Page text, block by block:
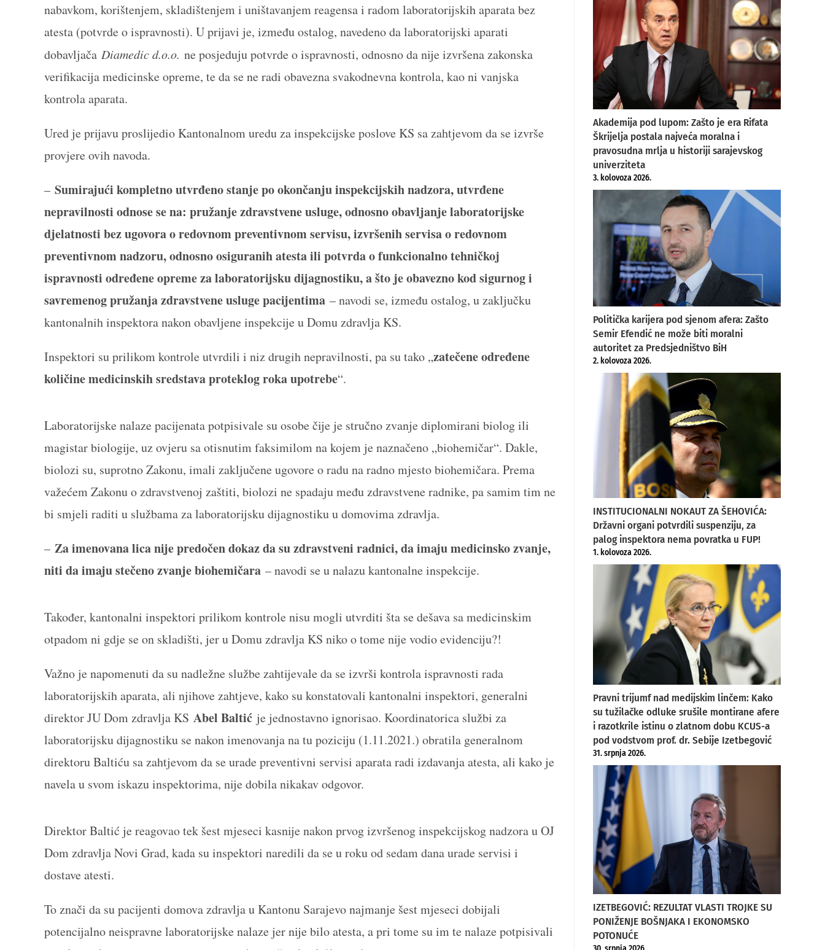
nabavkom, korištenjem, skladištenjem i uništavanjem reagensa i radom laboratorijskih aparata bez
atesta (potvrde o ispravnosti). U prijavi je, između ostalog, navedeno da laboratorijski aparati
dobavljača Diamedic d.o.o. ne posjeduju potvrde o ispravnosti, odnosno da nije izvršena zakonska
verifikacija medicinske opreme, te da se ne radi obavezna svakodnevna kontrola, kao ni vanjska
kontrola aparata.
Ured je prijavu proslijedio Kantonalnom uredu za inspekcijske poslove KS sa zahtjevom da se izvrše
provjere ovih navoda.
– Sumirajući kompletno utvrđeno stanje po okončanju inspekcijskih nadzora, utvrđene
nepravilnosti odnose se na: pružanje zdravstvene usluge, odnosno obavljanje laboratorijske
djelatnosti bez ugovora o redovnom preventivnom servisu, izvršenih servisa o redovnom
preventivnom nadzoru, odnosno osiguranih atesta ili potvrda o funkcionalno tehničkoj
ispravnosti određene opreme za laboratorijsku dijagnostiku, a što je obavezno kod sigurnog i
savremenog pružanja zdravstvene usluge pacijentima – navodi se, između ostalog, u zaključku
kantonalnih inspektora nakon obavljene inspekcije u Domu zdravlja KS.
Inspektori su prilikom kontrole utvrdili i niz drugih nepravilnosti, pa su tako „zatečene određene
količine medicinskih sredstava proteklog roka upotrebe“.
Laboratorijske nalaze pacijenata potpisivale su osobe čije je stručno zvanje diplomirani biolog ili
magistar biologije, uz ovjeru sa otisnutim faksimilom na kojem je naznačeno „biohemičar“. Dakle,
biolozi su, suprotno Zakonu, imali zaključene ugovore o radu na radno mjesto biohemičara. Prema
važećem Zakonu o zdravstvenoj zaštiti, biolozi ne spadaju među zdravstvene radnike, pa samim tim ne
bi smjeli raditi u službama za laboratorijsku dijagnostiku u domovima zdravlja.
– Za imenovana lica nije predočen dokaz da su zdravstveni radnici, da imaju medicinsko zvanje,
niti da imaju stečeno zvanje biohemičara – navodi se u nalazu kantonalne inspekcije.
Također, kantonalni inspektori prilikom kontrole nisu mogli utvrditi šta se dešava sa medicinskim
otpadom ni gdje se on skladišti, jer u Domu zdravlja KS niko o tome nije vodio evidenciju?!
Važno je napomenuti da su nadležne službe zahtijevale da se izvrši kontrola ispravnosti rada
laboratorijskih aparata, ali njihove zahtjeve, kako su konstatovali kantonalni inspektori, generalni
direktor JU Dom zdravlja KS Abel Baltić je jednostavno ignorisao. Koordinatorica službi za
laboratorijsku dijagnostiku se nakon imenovanja na tu poziciju (1.11.2021.) obratila generalnom
direktoru Baltiću sa zahtjevom da se urade preventivni servisi aparata radi izdavanja atesta, ali kako je
navela u svom iskazu inspektorima, nije dobila nikakav odgovor.
Direktor Baltić je reagovao tek šest mjeseci kasnije nakon prvog izvršenog inspekcijskog nadzora u OJ
Dom zdravlja Novi Grad, kada su inspektori naredili da se u roku od sedam dana urade servisi i
dostave atesti.
To znači da su pacijenti domova zdravlja u Kantonu Sarajevo najmanje šest mjeseci dobijali
potencijalno neispravne laboratorijske nalaze jer nije bilo atesta, a pri tome su im te nalaze potpisivali
Akademija pod lupom: Zašto je era Rifata
Škrijelja postala najveća moralna i
pravosudna mrlja u historiji sarajevskog
univerziteta
3. kolovoza 2026.
Politička karijera pod sjenom afera: Zašto
Semir Efendić ne može biti moralni
autoritet za Predsjedništvo BiH
2. kolovoza 2026.
INSTITUCIONALNI NOKAUT ZA ŠEHOVIĆA:
Državni organi potvrdili suspenziju, za
palog inspektora nema povratka u FUP!
1. kolovoza 2026.
Pravni trijumf nad medijskim linčem: Kako
su tužilačke odluke srušile montirane afere
i razotkrile istinu o zlatnom dobu KCUS-a
pod vodstvom prof. dr. Sebije Izetbegović
31. srpnja 2026.
IZETBEGOVIĆ: REZULTAT VLASTI TROJKE SU
PONIŽENJE BOŠNJAKA I EKONOMSKO
POTONUĆE